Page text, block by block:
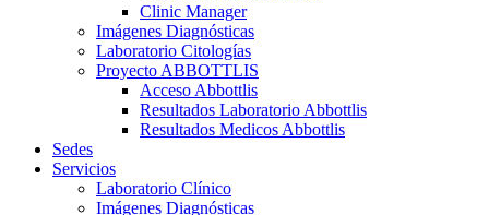
Clinic Manager
Imágenes Diagnósticas
Laboratorio Citologías
Proyecto ABBOTTLIS
Acceso Abbottlis
Resultados Laboratorio Abbottlis
Resultados Medicos Abbottlis
Sedes
Servicios
Laboratorio Clínico
Imágenes Diagnósticas